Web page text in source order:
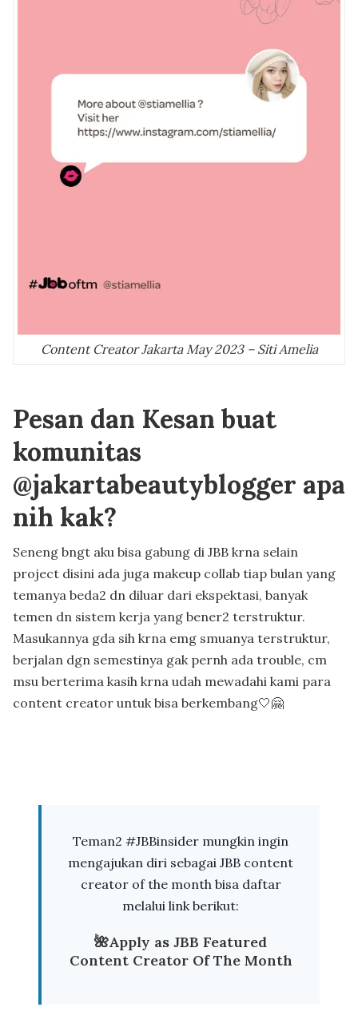
Content Creator Jakarta May 2023 – Siti Amelia
Pesan dan Kesan buat
komunitas
@jakartabeautyblogger apa
nih kak?
Seneng bngt aku bisa gabung di JBB krna selain
project disini ada juga makeup collab tiap bulan yang
temanya beda2 dn diluar dari ekspektasi, banyak
temen dn sistem kerja yang bener2 terstruktur.
Masukannya gda sih krna emg smuanya terstruktur,
berjalan dgn semestinya gak pernh ada trouble, cm
msu berterima kasih krna udah mewadahi kami para
content creator untuk bisa berkembang🤍🤗
Teman2 #JBBinsider mungkin ingin
mengajukan diri sebagai JBB content
creator of the month bisa daftar
melalui link berikut:
🌺Apply as JBB Featured
Content Creator Of The Month